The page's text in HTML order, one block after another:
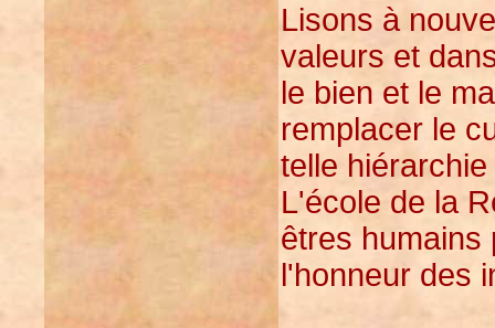
Lisons à
valeurs et
le bien et le
remplacer le
telle
L'école de la
êtres humains
l'honneur des